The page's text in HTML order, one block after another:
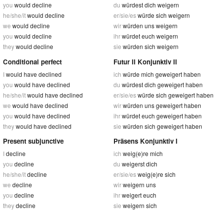
you would decline
he/she/itwould decline
we would decline
you would decline
theywould decline
du würdest dich weigern
er/sie/eswürde sich weigern
wirwürden uns weigern
ihrwürdet euch weigern
sie würden sich weigern
Conditional perfect
Iwould have declined
you would have declined
he/she/itwould have declined
we would have declined
you would have declined
theywould have declined
Futur II Konjunktiv II
ich würde mich geweigert haben
du würdest dich geweigert haben
er/sie/eswürde sich geweigert haben
wirwürden uns geweigert haben
ihrwürdet euch geweigert haben
sie würden sich geweigert haben
Present subjunctive
Idecline
you decline
he/she/itdecline
we decline
you decline
theydecline
Präsens Konjunktiv I
ich weig(e)re mich
du weigerst dich
er/sie/esweig(e)re sich
wirweigern uns
ihrweigert euch
sie weigern sich